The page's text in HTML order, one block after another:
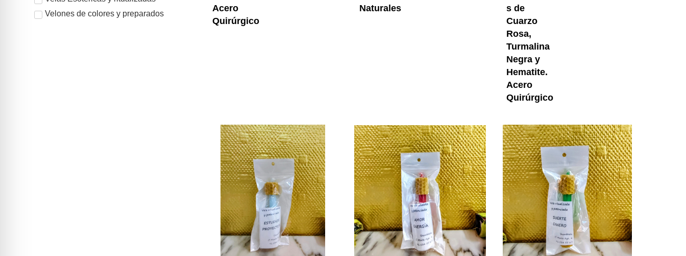
Velones de colores y preparados
Acero
Quirúrgico
Naturales
s de
Cuarzo
Rosa,
Turmalina
Negra y
Hematite.
Acero
Quirúrgico
Vela De Miel Y Azul Estudios Y ProyectosVela Roja Ritualizada Y Potenciada Con Miel Amor Y